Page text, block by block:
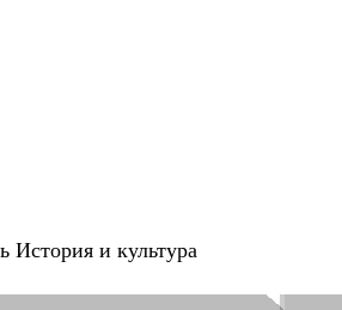
История и культура